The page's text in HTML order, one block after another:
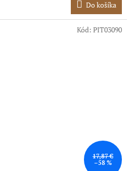
Do košíka
17,87 €
–58 %
Kód: PIT03090